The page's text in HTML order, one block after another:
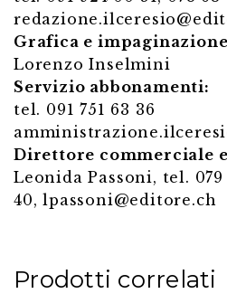
Grafica e
Lorenzo Inselmini
Servizio abbonamenti:
tel. 091 751 63 36
Direttore commerciale
Leonida Passoni, tel. 079
40,lpassoni@editore.ch
Prodotti correlati